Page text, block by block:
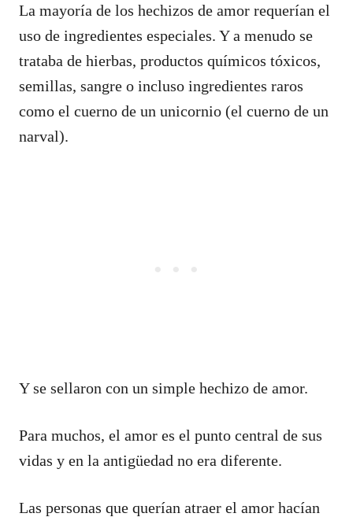
La mayoría de los hechizos de amor requerían el
uso de ingredientes especiales. Y a menudo se
trataba de hierbas, productos químicos tóxicos,
semillas, sangre o incluso ingredientes raros
como el cuerno de un unicornio (el cuerno de un
narval).
Y se sellaron con un simple hechizo de amor.
Para muchos, el amor es el punto central de sus
vidas y en la antigüedad no era diferente.
Las personas que querían atraer el amor hacían